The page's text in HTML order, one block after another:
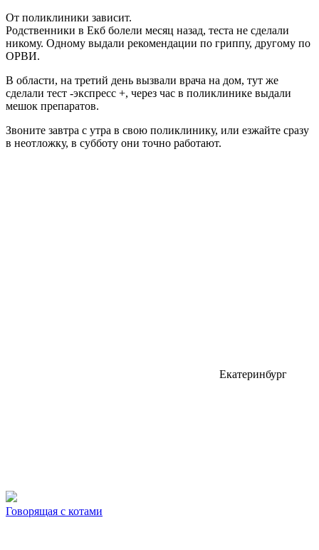
От поликлиники зависит.
Родственники в Екб болели месяц назад, теста не сделали
никому. Одному выдали рекомендации по гриппу, другому по
ОРВИ.
В области, на третий день вызвали врача на дом, тут же
сделали тест -экспресс +, через час в поликлинике выдали
мешок препаратов.
Звоните завтра с утра в свою поликлинику, или езжайте сразу
в неотложку, в субботу они точно работают.
Екатеринбург
Говорящая с котами